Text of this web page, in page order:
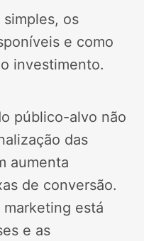
simples, os
e como
investimento.
público-alvo não
das
aumenta
de conversão.
marketing está
e as